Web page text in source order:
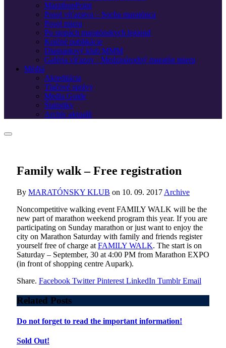
MarathonPoint
Posol víťazstva – Socha maratónca
Posol mieru
Po stopách maratónskych legiend
Knižné publikácie
Diamantový klub MMM
Galéria víťazov · Medzinárodný maratón mieru
Médiá
Akreditácia
Tlačové správy
Media Guide
Štatistiky
Archív aktualít
Family walk – Free registration
By MARATÓNSKY KLUB on 10. 09. 2017 Archive
Noncompetitive walking event FAMILY WALK will be the
new part of marathon weekend program this year. If you are
participating on Sunday marathon or just want to enjoy the
city on Marathon Saturday with family and friends register
yourself free of charge at FAMILY WALK. The start is on
Saturday – September, 30 at 4:00 PM from Marathon EXPO
(in front of shopping centre Aupark).
Share. Facebook Twitter Pinterest LinkedIn Tumblr Email
Related Posts
Do not forget to read the important information!
Sold Out!